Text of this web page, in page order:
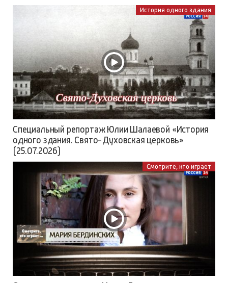
История одного здания
Специальный репортаж Юлии Шалаевой «История
одного здания. Свято-Духовская церковь»
(25.07.2026)
Смотрите, кто играет